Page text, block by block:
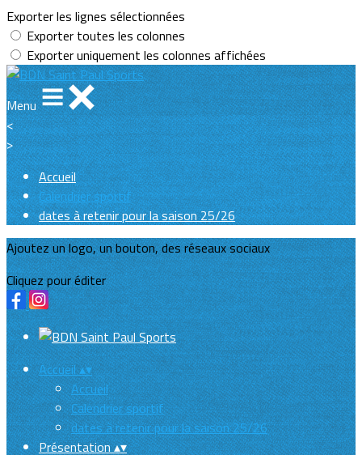
Exporter les lignes sélectionnées
Exporter toutes les colonnes
Exporter uniquement les colonnes affichées
Menu
<
>
Accueil
Calendrier sportif
dates à retenir pour la saison 25/26
Ajoutez un logo, un bouton, des réseaux sociaux
Cliquez pour éditer
Accueil▴▾
Accueil
Calendrier sportif
dates à retenir pour la saison 25/26
Présentation▴▾